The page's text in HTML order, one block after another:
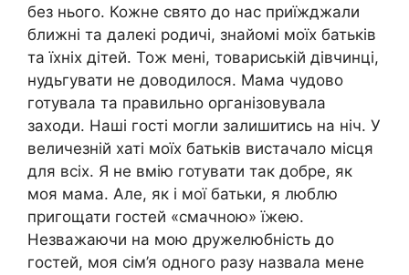
без нього. Кожне свято до нас приїжджали
ближні та далекі родичі, знайомі моїх батьків
та їхніх дітей. Тож мені, товариській дівчинці,
нудьгувати не доводилося. Мама чудово
готувала та правильно організовувала
заходи. Наші гості могли залишитись на ніч. У
величезній хаті моїх батьків вистачало місця
для всіх. Я не вмію готувати так добре, як
моя мама. Але, як і мої батьки, я люблю
пригощати гостей «смачною» їжею.
Незважаючи на мою дружелюбність до
гостей, моя сім’я одного разу назвала мене